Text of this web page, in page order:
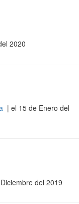
2020
| el 15 de Enero del
del 2019